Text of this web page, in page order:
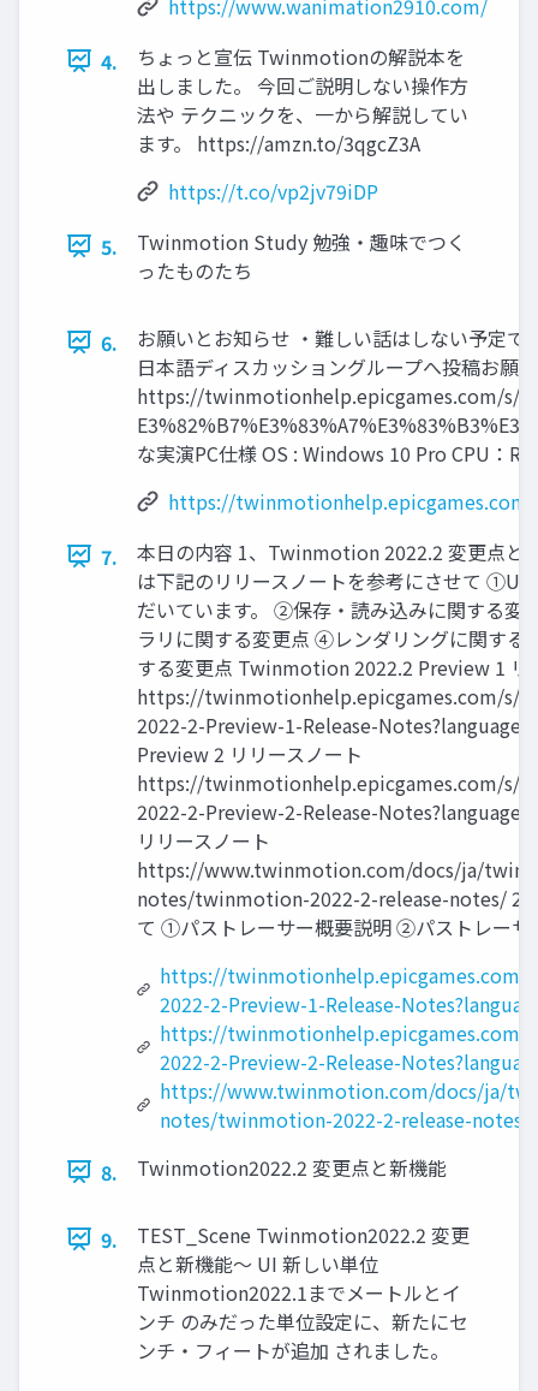
4.
ちょっと宣伝 Twinmotionの解説本を
出しました。 今回ご説明しない操作方
法や テクニックを、一から解説してい
ます。 https://amzn.to/3qgcZ3A
https://t.co/vp2jv79iDP
5.
Twinmotion Study 勉強・趣味でつく
ったものたち
6.
お願いとお知らせ ・難しい話はしない予定
日本語ディスカッショングループへ投稿お願
https://twinmotionhelp.epicgames.com/s/
な実演PC仕様 OS : Windows 10 Pro CPU：
https://twinmotionhelp.epicgames.com/
7.
本日の内容 1、Twinmotion 2022.2 変更点と
は下記のリリースノートを参考にさせて ①UI
だいています。 ②保存・読み込みに関する変
ラリに関する変更点 ④レンダリングに関す
する変更点 Twinmotion 2022.2 Preview 1 リ
https://twinmotionhelp.epicgames.com/s/
2022-2-Preview-1-Release-
Preview 2 リリースノート
https://twinmotionhelp.epicgames.com/s/
2022-2-Preview-2-Release-
リリースノート
https://www.twinmotion.com/docs/ja/
notes/twinmotion-2022-2-release-notes/ 2
て ①パストレーサー概要説明 ②パストレーサ
https://
2022-2-Preview-1-Release-
https://
2022-2-Preview-2-Release-
https://www.twinmotion.com/docs/ja/
notes/twinmotion-2022-2-release-notes/
8.
Twinmotion2022.2 変更点と新機能
9.
TEST_Scene Twinmotion2022.2 変更
点と新機能～ UI 新しい単位
Twinmotion2022.1までメートルとイ
ンチ のみだった単位設定に、新たにセ
ンチ・フィートが追加 されました。